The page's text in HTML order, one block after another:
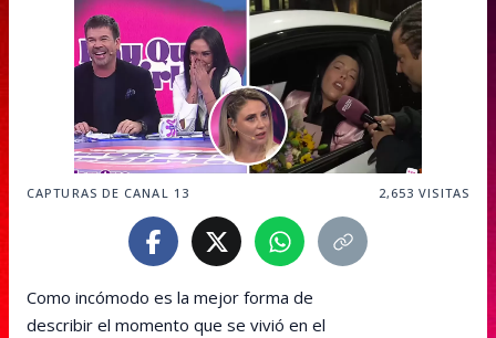
CAPTURAS DE CANAL 13 2,653 VISITAS
Como incómodo es la mejor forma de
describir el momento que se vivió en el